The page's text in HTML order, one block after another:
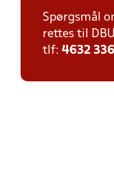
Spørgsmål
rettes til
tlf: 4632